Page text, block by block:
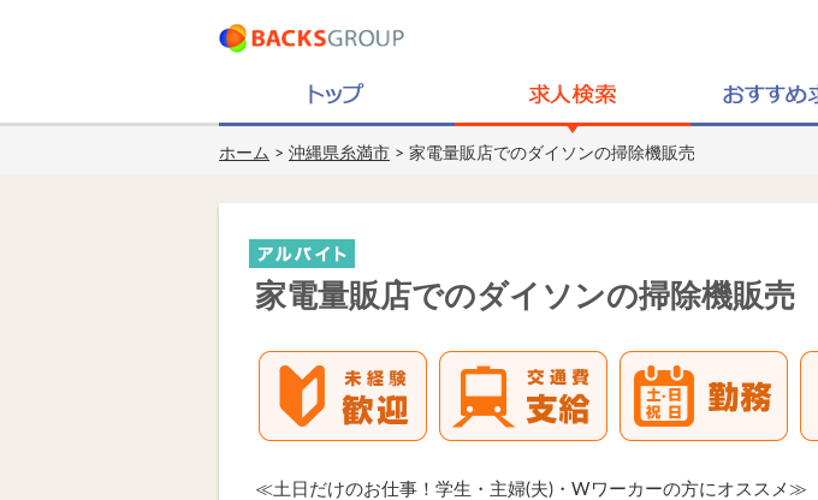
ホーム > 沖縄県糸満市 > 家電量販店でのダイソンの掃除機販売
家電量販店でのダイソンの掃除機販売
≪土日だけのお仕事！学生・主婦(夫)・Wワーカーの方にオススメ≫